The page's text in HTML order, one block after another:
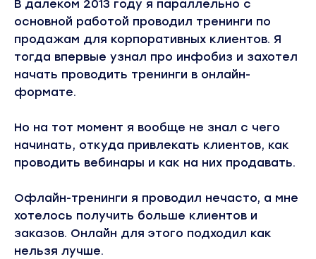
В далеком 2013 году я параллельно с
основной работой проводил тренинги по
продажам для корпоративных клиентов. Я
тогда впервые узнал про инфобиз и захотел
начать проводить тренинги в онлайн-
формате.
Но на тот момент я вообще не знал с чего
начинать, откуда привлекать клиентов, как
проводить вебинары и как на них продавать.
Офлайн-тренинги я проводил нечасто, а мне
хотелось получить больше клиентов и
заказов. Онлайн для этого подходил как
нельзя лучше.